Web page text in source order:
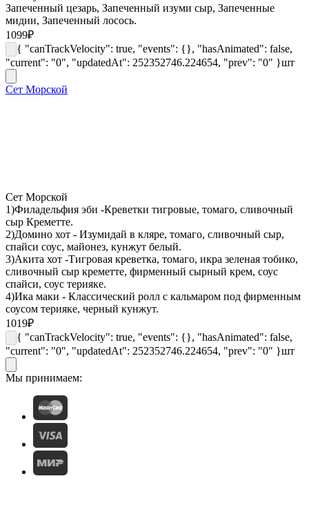
Запеченный цезарь, Запеченный изуми сыр, Запеченные
мидии, Запеченный лосось.
1099₽
{ "canTrackVelocity": true, "events": {}, "hasAnimated": false,
"current": "0", "updatedAt": 252352746.224654, "prev": "0" }шт
Сет Морской
Сет Морской
1)Филадельфия эби -Креветки тигровые, томаго, сливочный
сыр Креметте.
2)Домино хот - Изумидай в кляре, томаго, сливочный сыр,
спайси соус, майонез, кунжут белый.
3)Акита хот -Тигровая креветка, томаго, икра зеленая тобико,
сливочный сыр креметте, фирменный сырный крем, соус
спайси, соус терияке.
4)Ика маки - Классический ролл с кальмаром под фирменным
соусом терияке, черный кунжут.
1019₽
{ "canTrackVelocity": true, "events": {}, "hasAnimated": false,
"current": "0", "updatedAt": 252352746.224654, "prev": "0" }шт
Мы принимаем: